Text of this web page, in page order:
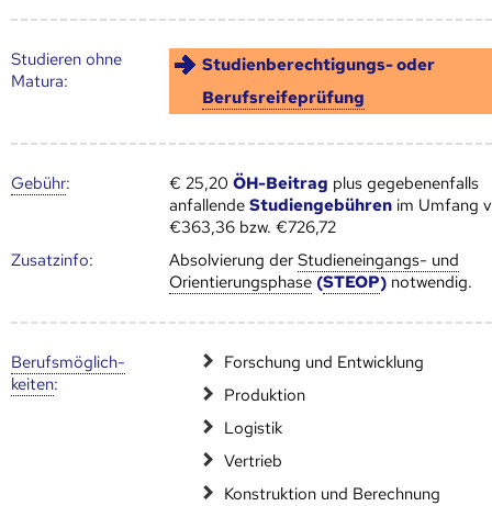
Studieren ohne
Matura:
Studienberechtigungs- oder
Berufsreifeprüfung
Gebühr: € 25,20ÖH-Beitrag plus gegebenenfalls
anfallendeStudiengebühren im Umfang
€363,36 bzw. €726,72
Zusatz­info:
Absolvierung derStudieneingangs- und
Orientierungsphase (STEOP) notwendig.
Berufs­möglich­
keiten:
Forschung und Entwicklung
Produktion
Logistik
Vertrieb
Konstruktion und Berechnung